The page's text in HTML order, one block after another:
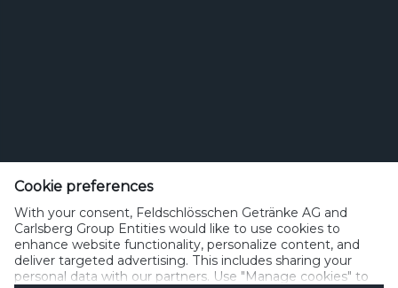
Theophil Roniger-Strasse
CH-4310 Rheinfelden
Telefon: +41 (0)848 125 000, Fax: +41 (0)848 125 001
info@feldschloesschen.com
Cookie preferences
With your consent, Feldschlösschen Getränke AG and
Carlsberg Group Entities would like to use cookies to
enhance website functionality, personalize content, and
deliver targeted advertising. This includes sharing your
personal data with our partners. Use "Manage cookies" to